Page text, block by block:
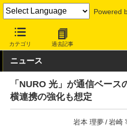
Powered
カテゴリ 過去記事
INTERNET Watch サービス/ソフト
ニュース
「NURO 光」が通信ベース
横連携の強化も想定
岩本 理夢 岩崎